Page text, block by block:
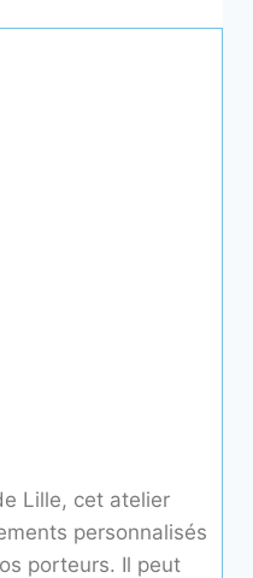
Lille, cet atelier
personnalisés
porteurs. Il peut